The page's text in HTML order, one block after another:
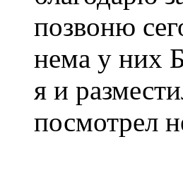
позвоню
нема у них
я и
посмотрел